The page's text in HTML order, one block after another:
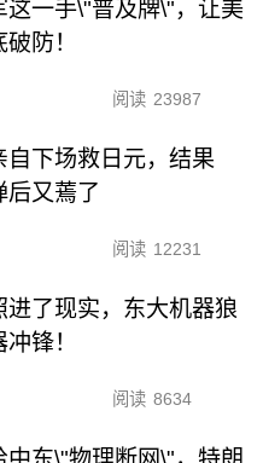
这一手\"普及牌\"，让美
防！
阅读 23987
自下场救日元，结果
后又蔫了
阅读 12231
进了现实，东大机器狼
锋！
阅读 8634